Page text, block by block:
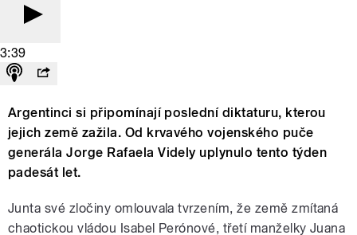
3:39
Argentinci si připomínají poslední diktaturu, kterou
jejich země zažila. Od krvavého vojenského puče
generála Jorge Rafaela Videly uplynulo tento týden
padesát let.
Junta své zločiny omlouvala tvrzením, že země zmítaná
chaotickou vládou Isabel Perónové, třetí manželky Juana